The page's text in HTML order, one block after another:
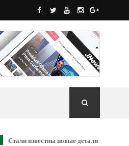
новые детали схемы с